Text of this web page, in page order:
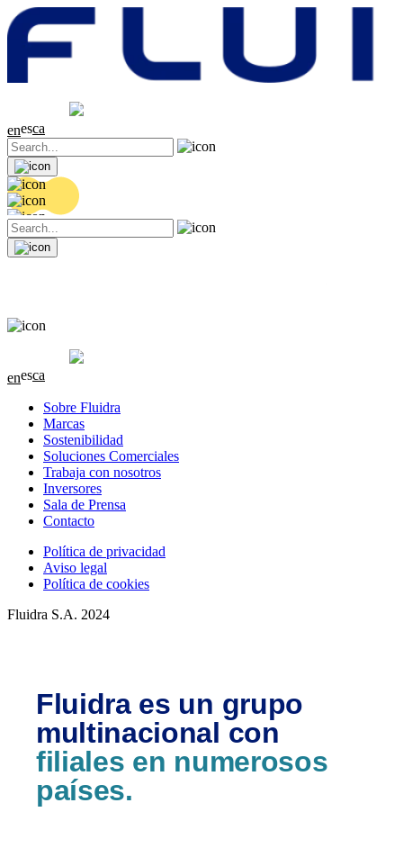
0.06 (+0.3%)
enesca
0.06 (+0.3%)
enesca
Sobre Fluidra
Marcas
Sostenibilidad
Soluciones Comerciales
Trabaja con nosotros
Inversores
Sala de Prensa
Contacto
Política de privacidad
Aviso legal
Política de cookies
Fluidra S.A. 2024
Fluidra es un grupo
multinacional con
filiales en numerosos
países.